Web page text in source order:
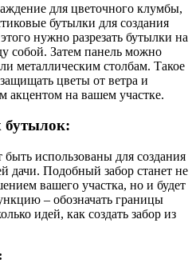
для цветочного клумбы,
бутылки для создания
нужно разрезать бутылки на
собой. Затем панель можно
металлическим столбам. Такое
цветы от ветра и
акцентом на вашем участке.
бутылок:
использованы для создания
дачи. Подобный забор станет не
вашего участка, но и будет
– обозначать границы
идей, как создать забор из